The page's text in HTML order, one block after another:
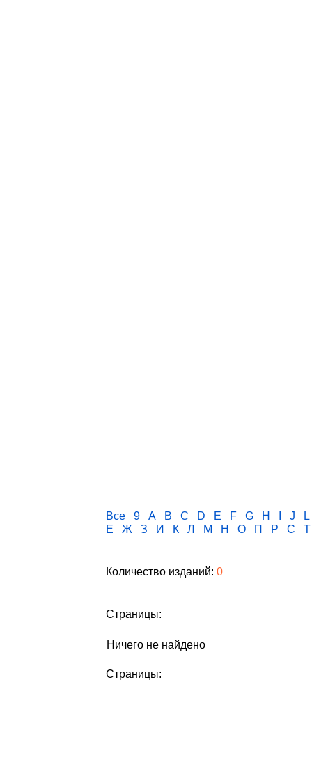
Все 9 A B C D E F G H J
L
Е
Ж З И К Л М Н О П Р С Т
Количество изданий: 0
Страницы:
Ничего не найдено
Страницы: